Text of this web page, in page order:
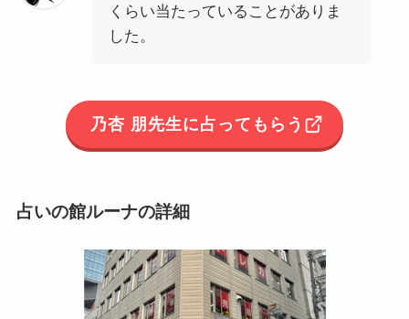
くらい当たっていることがありま
した。
乃杏 朋先生に占ってもらう
占いの館ルーナの詳細